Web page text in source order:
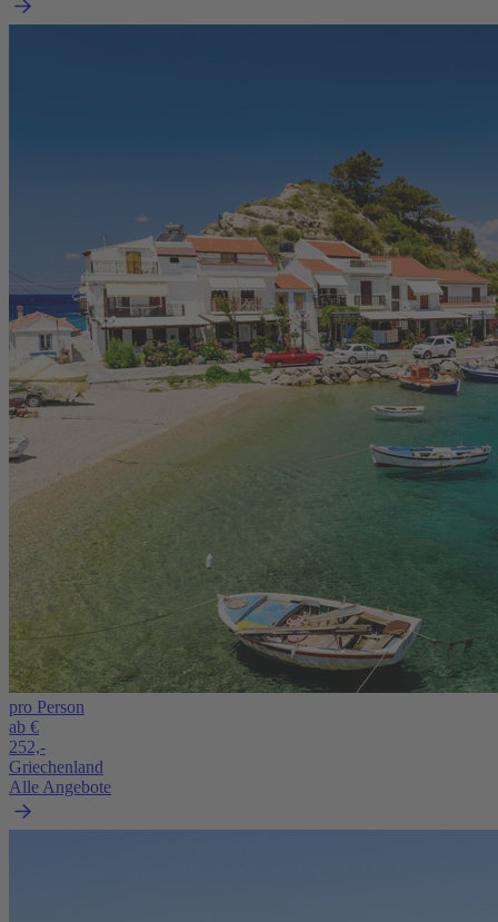
pro Person
ab €
252,-
Griechenland
Alle Angebote